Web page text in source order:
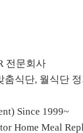
전문회사
춤식단, 월식단
Since 1999~
Home Meal